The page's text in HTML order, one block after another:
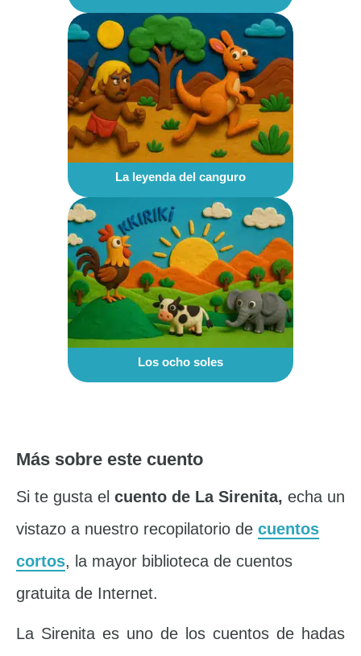
La leyenda del canguro
Los ocho soles
Más sobre este cuento
Si te gusta el cuento de La Sirenita, echa un
vistazo a nuestro recopilatorio de cuentos
cortos, la mayor biblioteca de cuentos
gratuita de Internet.
La Sirenita es uno de los cuentos de hadas